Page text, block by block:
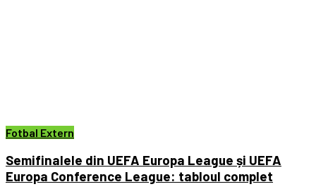
Fotbal Extern
Semifinalele din UEFA Europa League și UEFA
Europa Conference League: tabloul complet